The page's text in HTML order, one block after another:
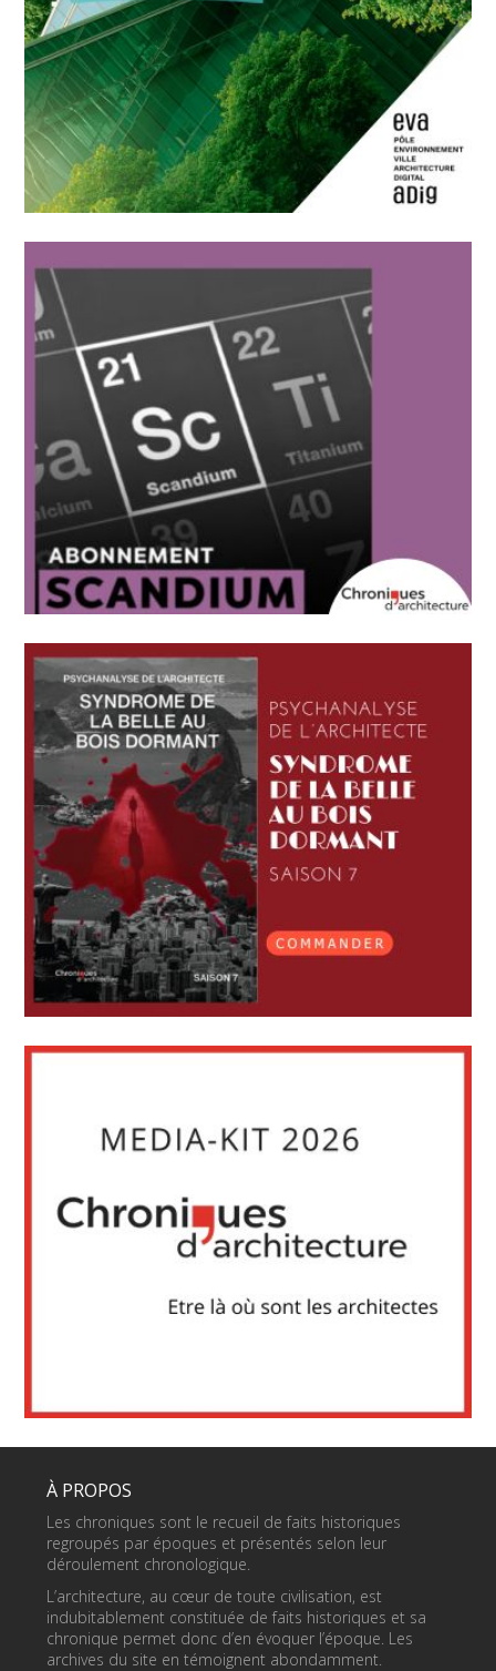
À PROPOS
Les chroniques sont le recueil de faits historiques
regroupés par époques et présentés selon leur
déroulement chronologique.
L’architecture, au cœur de toute civilisation, est
indubitablement constituée de faits historiques et sa
chronique permet donc d’en évoquer l’époque. Les
archives du site en témoignent abondamment.